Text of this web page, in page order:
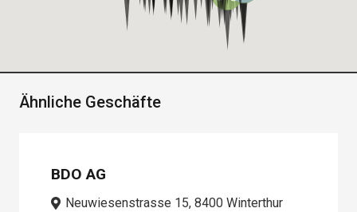
Ähnliche Geschäfte
BDO AG
Neuwiesenstrasse 15, 8400 Winterthur